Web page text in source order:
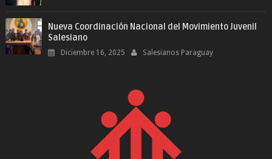
Nueva Coordinación Nacional del Movimiento Juvenil
Salesiano
Diciembre 16, 2025 Salesianos Paraguay